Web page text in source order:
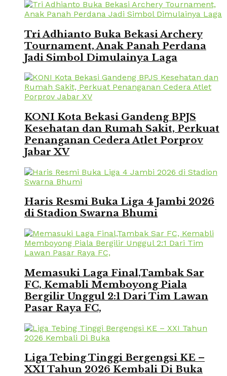
Tri Adhianto Buka Bekasi Archery
Tournament, Anak Panah Perdana
Jadi Simbol Dimulainya Laga
KONI Kota Bekasi Gandeng BPJS
Kesehatan dan Rumah Sakit, Perkuat
Penanganan Cedera Atlet Porprov
Jabar XV
Haris Resmi Buka Liga 4 Jambi 2026
di Stadion Swarna Bhumi
Memasuki Laga Final,Tambak Sar
FC, Kemabli Memboyong Piala
Bergilir Unggul 2:1 Dari Tim Lawan
Pasar Raya FC,
Liga Tebing Tinggi Bergengsi KE –
XXI Tahun 2026 Kembali Di Buka